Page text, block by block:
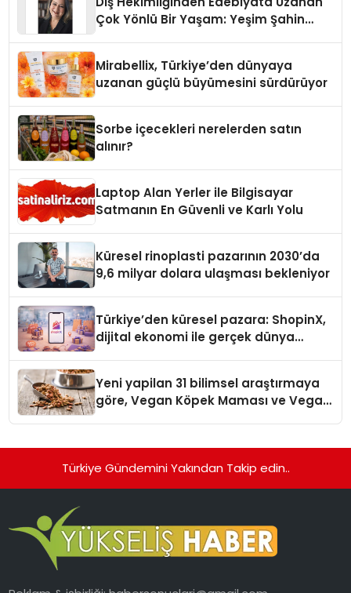
Çok Yönlü Bir Yaşam: Yeşim Şahin
Mirabellix, Türkiye’den dünyaya
uzanan güçlü büyümesini sürdürüyor
Sorbe içecekleri nerelerden satın
alınır?
Laptop Alan Yerler ile Bilgisayar
Satmanın En Güvenli ve Karlı Yolu
Küresel rinoplasti pazarının 2030’da
9,6 milyar dolara ulaşması bekleniyor
Türkiye’den küresel pazara: ShopinX,
dijital ekonomi ile gerçek dünya
Yeni yapilan 31 bilimsel araştırmaya
göre, Vegan Köpek Maması ve Vegan
Türkiye Gündemini Yakından Takip edin..